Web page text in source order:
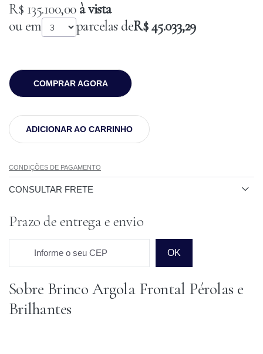
R$ 135.100,00à vista
ou em
parcelas deR$ 45.033,29
COMPRAR AGORA
ADICIONAR AO CARRINHO
CONDIÇÕES DE PAGAMENTO
CONSULTAR FRETE
Prazo de entrega e envio
Informe o seu CEP OK
Prazo para o CEP
Sobre Brinco Argola Frontal Pérolas e
Brilhantes